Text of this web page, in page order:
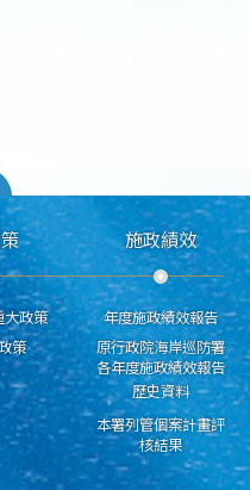
大政策
策
施政績效
年度施政績效報告
原行政院海岸巡防署
各年度施政績效報告
歷史資料
本署列管個案計畫評
核結果